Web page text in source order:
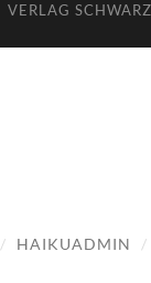
VERLAG
/ HAIKUADMIN /